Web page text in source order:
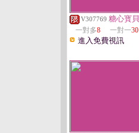
V307769 糖心寳貝
一對多8 一對一30
進入免費視訊